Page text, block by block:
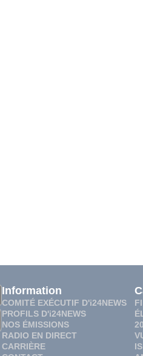
Information
COMITÉ EXÉCUTIF D'i24NEWS
PROFILS D'i24NEWS
NOS ÉMISSIONS
RADIO EN DIRECT
CARRIÈRE